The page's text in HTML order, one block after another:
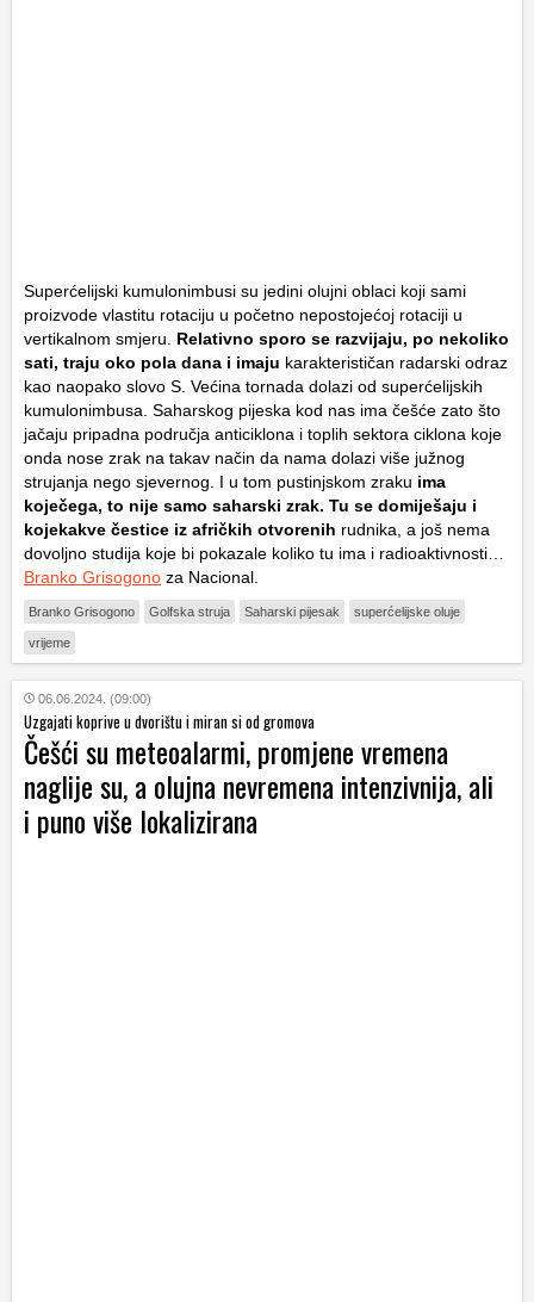
Superćelijski kumulonimbusi su jedini olujni oblaci koji sami
proizvode vlastitu rotaciju u početno nepostojećoj rotaciji u
vertikalnom smjeru. Relativno sporo se razvijaju, po nekoliko
sati, traju oko pola dana i imaju karakterističan radarski odraz
kao naopako slovo S. Većina tornada dolazi od superćelijskih
kumulonimbusa. Saharskog pijeska kod nas ima češće zato što
jačaju pripadna područja anticiklona i toplih sektora ciklona koje
onda nose zrak na takav način da nama dolazi više južnog
strujanja nego sjevernog. I u tom pustinjskom zraku ima
koječega, to nije samo saharski zrak. Tu se domiješaju i
kojekakve čestice iz afričkih otvorenih rudnika, a još nema
dovoljno studija koje bi pokazale koliko tu ima i radioaktivnosti…
Branko Grisogono za Nacional.
Branko Grisogono Golfska struja Saharski pijesak superćelijske oluje
vrijeme
06.06.2024. (09:00)
Uzgajati koprive u dvorištu i miran si od gromova
Češći su meteoalarmi, promjene vremena
naglije su, a olujna nevremena intenzivnija, ali
i puno više lokalizirana